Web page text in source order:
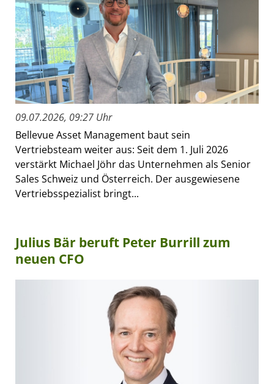
09.07.2026, 09:27 Uhr
Bellevue Asset Management baut sein
Vertriebsteam weiter aus: Seit dem 1. Juli 2026
verstärkt Michael Jöhr das Unternehmen als Senior
Sales Schweiz und Österreich. Der ausgewiesene
Vertriebsspezialist bringt...
Julius Bär beruft Peter Burrill zum
neuen CFO